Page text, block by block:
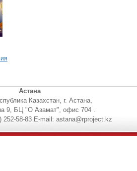
Астана
Казахстан, г. Астана,
9, БЦ "О Азамат", офис 704 .
252-58-83 E-mail: astana@rproject.kz